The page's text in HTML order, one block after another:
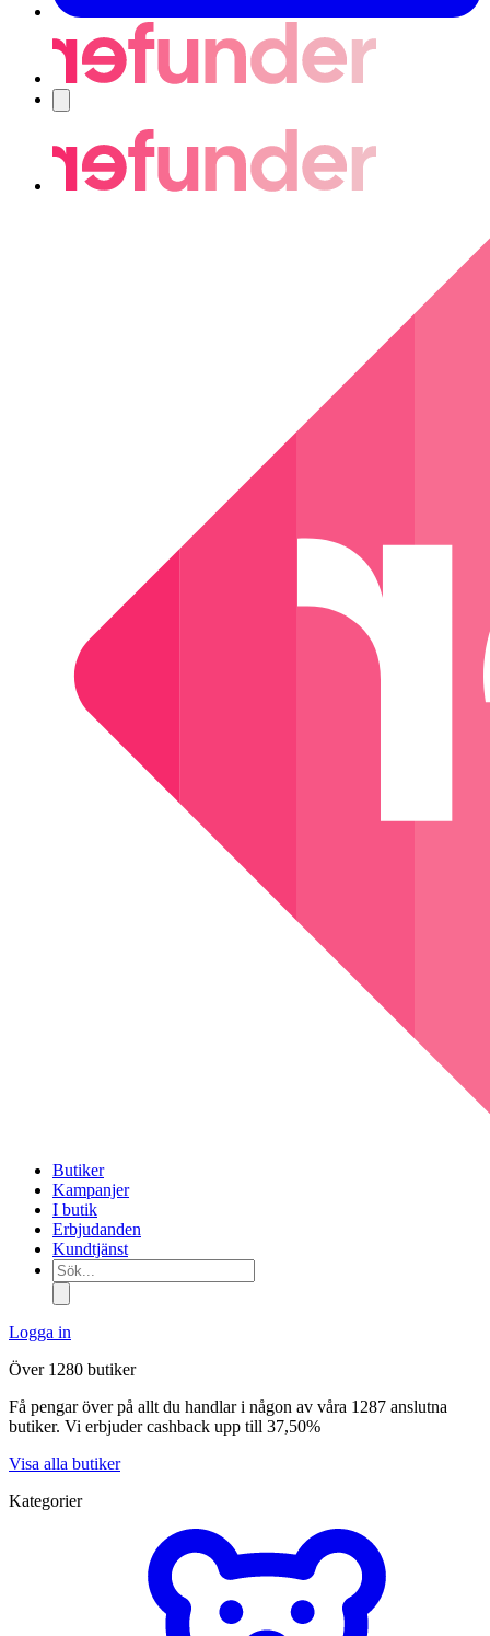
Butiker
Kampanjer
I butik
Erbjudanden
Kundtjänst
Sök...
Logga in
Över 1280 butiker
Få pengar över på allt du handlar i någon av våra 1287 anslutna
butiker. Vi erbjuder cashback upp till 37,50%
Visa alla butiker
Kategorier